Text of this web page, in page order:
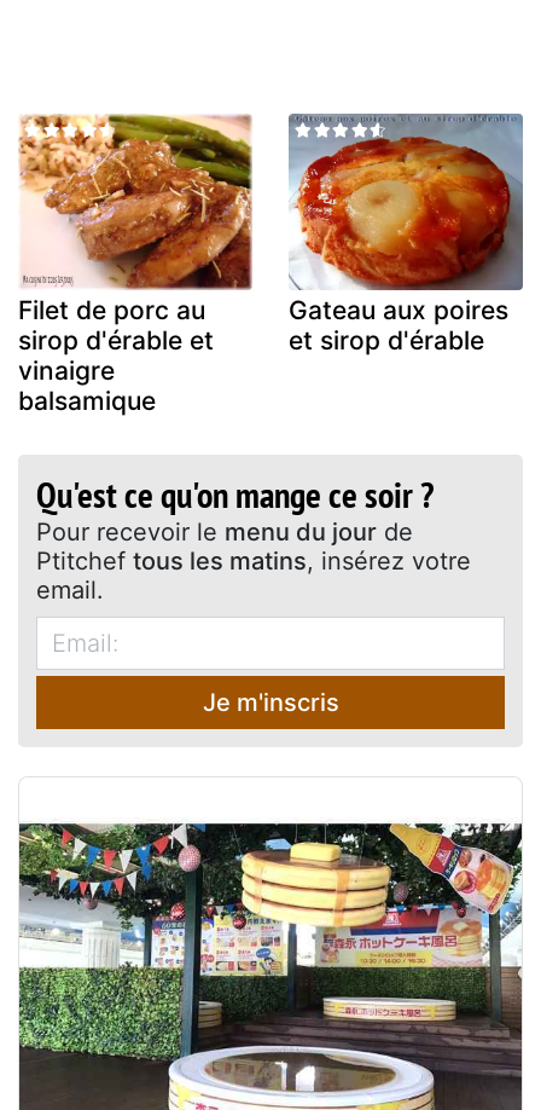
Filet de porc au
sirop d'érable et
vinaigre
balsamique
Gateau aux poires
et sirop d'érable
Qu'est ce qu'on mange ce soir ?
Pour recevoir le menu du jour de
Ptitchef tous les matins, insérez votre
email.
Je m'inscris